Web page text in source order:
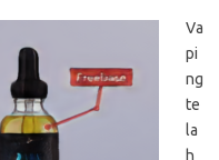
Va
pi
ng
te
la
h